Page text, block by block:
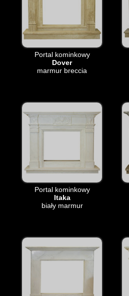
Portal kominkowy
Dover
marmur breccia
Portal kominkowy
Itaka
biały marmur